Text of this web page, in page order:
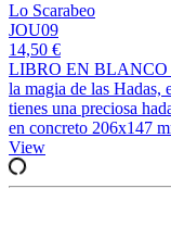
Lo Scarabeo
JOU09
14,50 €
LIBRO EN BLANCO
la magia de las Hadas,
tienes una preciosa
en concreto 206x147
View